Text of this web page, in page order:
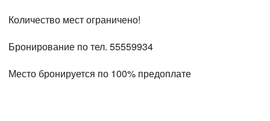
Количество мест ограничено!
Бронирование по тел. 55559934
Место бронируется по 100% предоплате